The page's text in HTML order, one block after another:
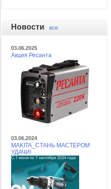
Новости все
03.06.2025
Акция Ресанта
03.06.2024
MAKITA_СТАНЬ МАСТЕРОМ
УДАЧИ!